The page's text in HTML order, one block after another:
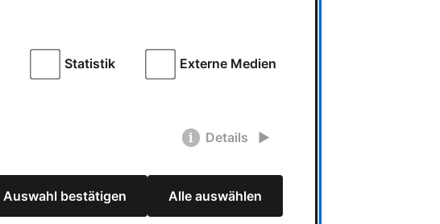
Statistik Externe Medien
Details
Auswahl bestätigen Alle auswählen